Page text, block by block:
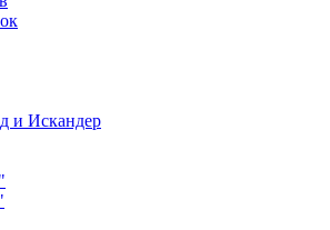
и Искандер